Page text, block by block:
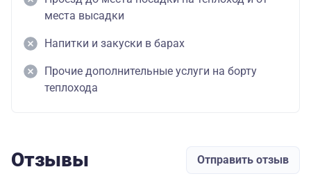
места высадки
Напитки и закуски в барах
Прочие дополнительные услуги на борту
теплохода
Отзывы Отправить отзыв